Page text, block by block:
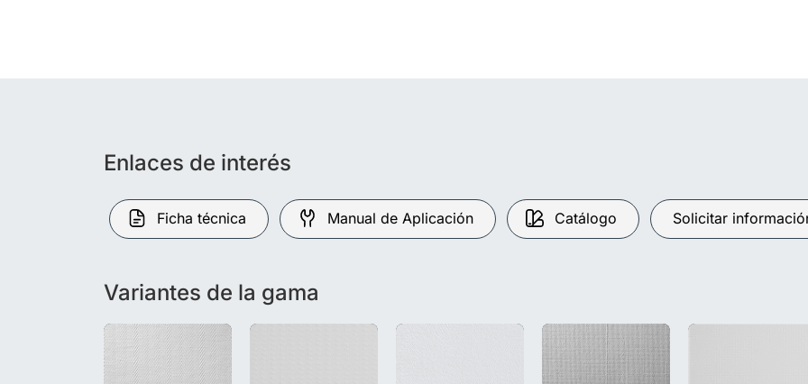
Enlaces de interés
Ficha técnica Manual de Aplicación Catálogo Solicitar
Variantes de la gama